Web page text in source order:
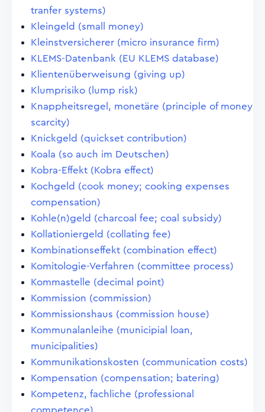
tranfer systems)
Kleingeld (small money)
Kleinstversicherer (micro insurance firm)
KLEMS-Datenbank (EU KLEMS database)
Klientenüberweisung (giving up)
Klumprisiko (lump risk)
Knappheitsregel, monetäre (principle of money
scarcity)
Knickgeld (quickset contribution)
Koala (so auch im Deutschen)
Kobra-Effekt (Kobra effect)
Kochgeld (cook money; cooking expenses
compensation)
Kohle(n)geld (charcoal fee; coal subsidy)
Kollationiergeld (collating fee)
Kombinationseffekt (combination effect)
Komitologie-Verfahren (committee process)
Kommastelle (decimal point)
Kommission (commission)
Kommissionshaus (commission house)
Kommunalanleihe (municipial loan,
municipalities)
Kommunikationskosten (communication costs)
Kompensation (compensation; batering)
Kompetenz, fachliche (professional
competence)